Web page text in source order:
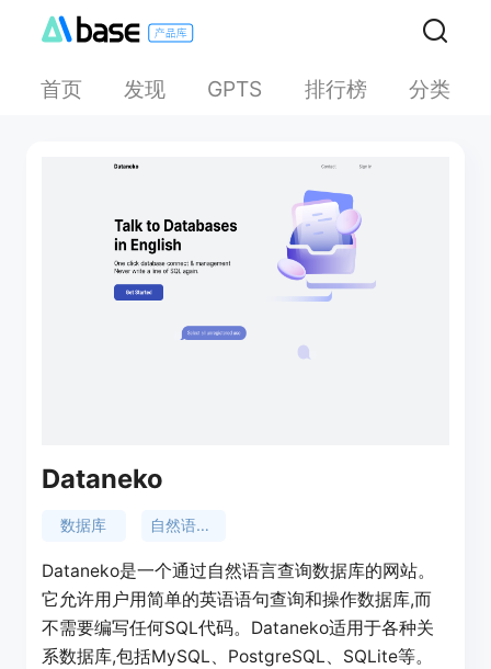
首页 发现 GPTS 排行榜 分类
Dataneko
数据库 自然语言处理
Dataneko是一个通过自然语言查询数据库的网站。
它允许用户用简单的英语语句查询和操作数据库,而
不需要编写任何SQL代码。Dataneko适用于各种关
系数据库,包括MySQL、PostgreSQL、SQLite等。